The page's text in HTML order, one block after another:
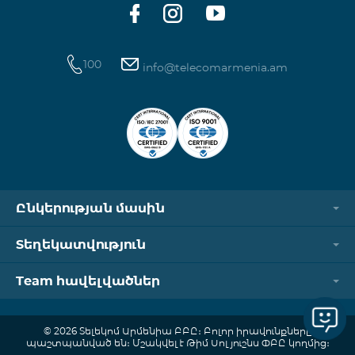
100 info@telecomarmenia.am
Ընկերության մասին
Տեղեկատվություն
Team հավելվածներ
© 2026 Տելեկոմ Արմենիա ԲԲԸ։ Բոլոր իրավունքները
պաշտպանված են։ Մշակվել է Թիմ Սոլյուշնս ՓԲԸ կողմից։